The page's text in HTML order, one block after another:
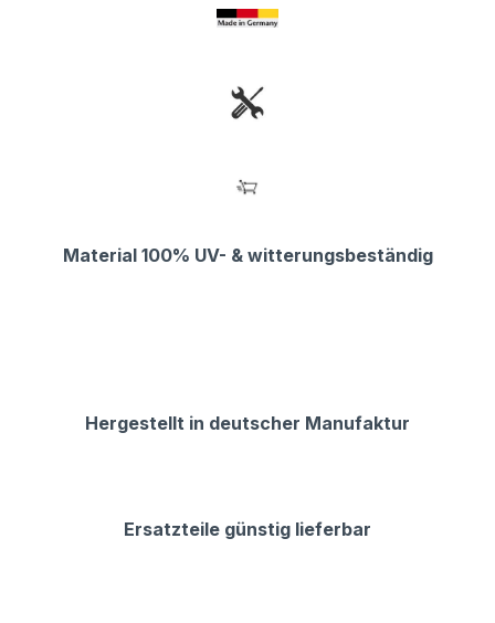
Material 100% UV- & witterungsbeständig
Hergestellt in deutscher Manufaktur
Ersatzteile günstig lieferbar